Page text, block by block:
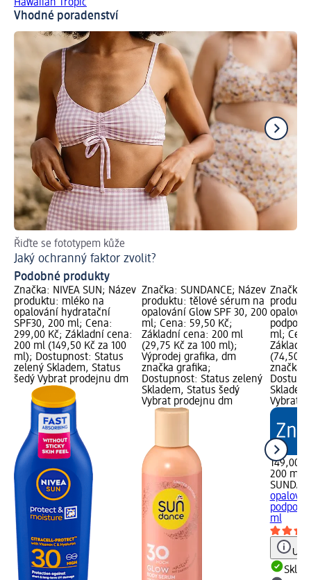
Hawaiian Tropic
Vhodné poradenství
Řiďte se fototypem kůže
Jaký ochranný faktor zvolit?
Podobné produkty
Značka: NIVEA SUN; Název
produktu: mléko na
opalování hydratační
SPF30, 200 ml; Cena:
299,00 Kč; Základní cena:
200 ml (149,50 Kč za 100
ml); Dostupnost: Status
zelený Skladem, Status
šedý Vybrat prodejnu dm
Značka: SUNDANCE; Název
produktu: tělové sérum na
opalování Glow SPF 30, 200
ml; Cena: 59,50 Kč;
Základní cena: 200 ml
(29,75 Kč za 100 ml);
Výprodej grafika, dm
značka grafika;
Dostupnost: Status zelený
Skladem, Status šedý
Vybrat prodejnu dm
Značka:
ml;
(74,50
značka
Vybrat
149,00
200 ml
ml